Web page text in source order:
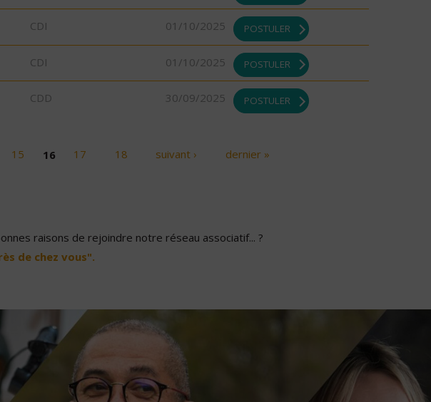
CDI 01/10/2025 POSTULER
CDI 01/10/2025 POSTULER
CDD 30/09/2025 POSTULER
15 16 17 18 suivant › dernier »
raisons de rejoindre notre réseau associatif... ?
de chez vous".